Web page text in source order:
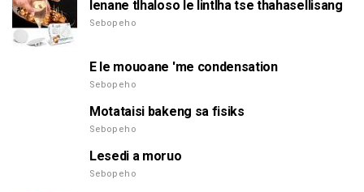
lenane tlhaloso le lintlha tse thahasellisang
Sebopeho
E le mouoane 'me condensation
Sebopeho
Motataisi bakeng sa fisiks
Sebopeho
Lesedi a moruo
Sebopeho